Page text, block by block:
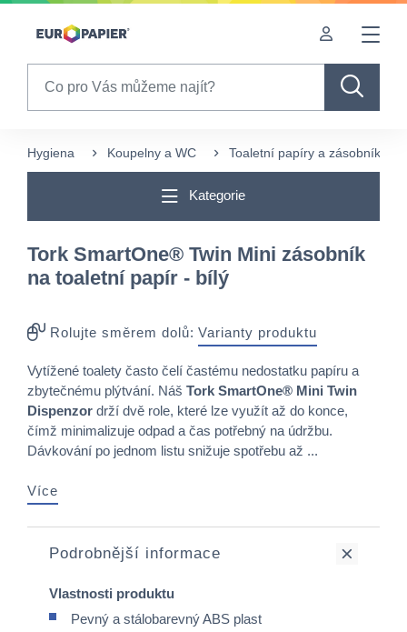
Table Of Content
Hygiena Koupelny a WC Toaletní papíry a zásobníky
Kategorie
Tork SmartOne® Twin Mini zásobník
na toaletní papír - bílý
Rolujte směrem dolů: Varianty produktu
Vytížené toalety často čelí častému nedostatku papíru a
zbytečnému plýtvání. Náš Tork SmartOne® Mini Twin
Dispenzor drží dvě role, které lze využít až do konce,
čímž minimalizuje odpad a čas potřebný na údržbu.
Dávkování po jednom listu snižuje spotřebu až ...
Více
Podrobnější informace
Vlastnosti produktu
Pevný a stálobarevný ABS plast